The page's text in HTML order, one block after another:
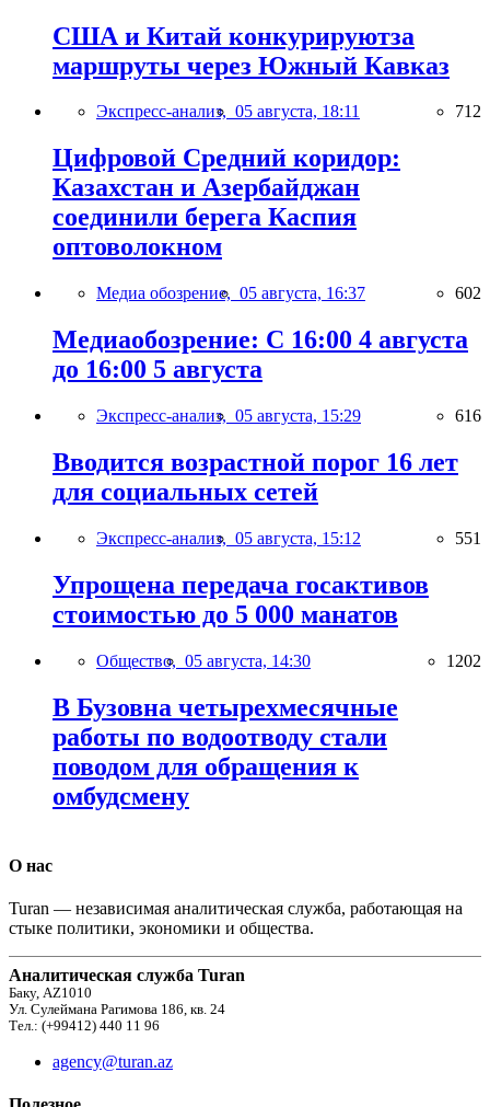
США и Китай конкурируютза
маршруты через Южный Кавказ
Экспресс-анализ, 05 августа, 18:11 712
Цифровой Средний коридор:
Казахстан и Азербайджан
соединили берега Каспия
оптоволокном
Медиа обозрение, 05 августа, 16:37 602
Медиаобозрение: С 16:00 4 августа
до 16:00 5 августа
Экспресс-анализ, 05 августа, 15:29 616
Вводится возрастной порог 16 лет
для социальных сетей
Экспресс-анализ, 05 августа, 15:12 551
Упрощена передача госактивов
стоимостью до 5 000 манатов
Общество, 05 августа, 14:30 1202
В Бузовна четырехмесячные
работы по водоотводу стали
поводом для обращения к
омбудсмену
О нас
Turan — независимая аналитическая служба, работающая на
стыке политики, экономики и общества.
Аналитическая служба Turan
Баку, AZ1010
Ул. Сулеймана Рагимова 186, кв. 24
Тел.: (+99412) 440 11 96
agency@turan.az